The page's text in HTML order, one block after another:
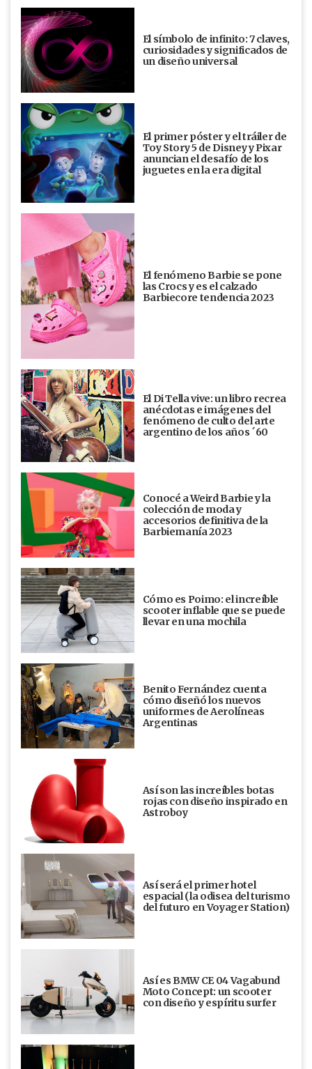
El símbolo de infinito: 7 claves,
curiosidades y significados de
un diseño universal
El primer póster y el tráiler de
Toy Story 5 de Disney y Pixar
anuncian el desafío de los
juguetes en la era digital
El fenómeno Barbie se pone
las Crocs y es el calzado
Barbiecore tendencia 2023
El Di Tella vive: un libro recrea
anécdotas e imágenes del
fenómeno de culto del arte
argentino de los años ´60
Conocé a Weird Barbie y la
colección de moda y
accesorios definitiva de la
Barbiemanía 2023
Cómo es Poimo: el increíble
scooter inflable que se puede
llevar en una mochila
Benito Fernández cuenta
cómo diseñó los nuevos
uniformes de Aerolíneas
Argentinas
Así son las increíbles botas
rojas con diseño inspirado en
Astroboy
Así será el primer hotel
espacial (la odisea del turismo
del futuro en Voyager Station)
Así es BMW CE 04 Vagabund
Moto Concept: un scooter
con diseño y espíritu surfer